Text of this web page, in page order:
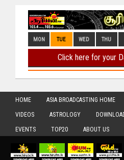
HOME ASIA BROADCASTING HOME
VIDEOS ASTROLOGY
EVENTS TOP20 ABOUT US